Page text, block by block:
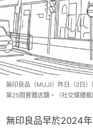
無印良品（MUJI）昨日（2日
第25間實體店舖。（社交媒體截
無印良品早於2024